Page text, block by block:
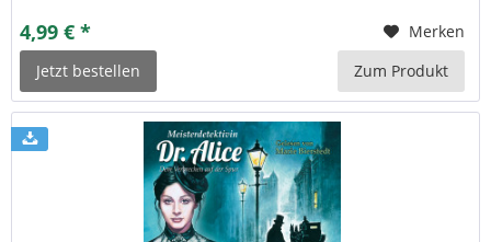
4,99 € *
Merken
Jetzt bestellen
Zum Produkt